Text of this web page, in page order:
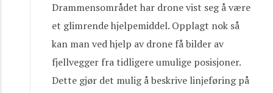
Drammensområdet har drone vist seg å være
et glimrende hjelpemiddel. Opplagt nok så
kan man ved hjelp av drone få bilder av
fjellvegger fra tidligere umulige posisjoner.
Dette gjør det mulig å beskrive linjeføring på